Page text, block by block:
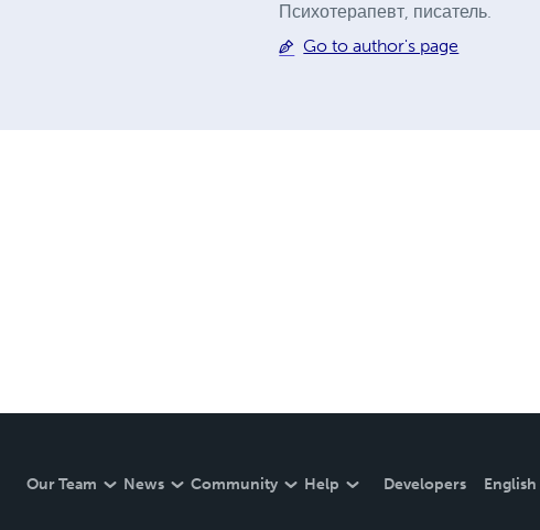
Психотерапевт, писатель.
Go to author's page
Our Team News Community Help Developers English